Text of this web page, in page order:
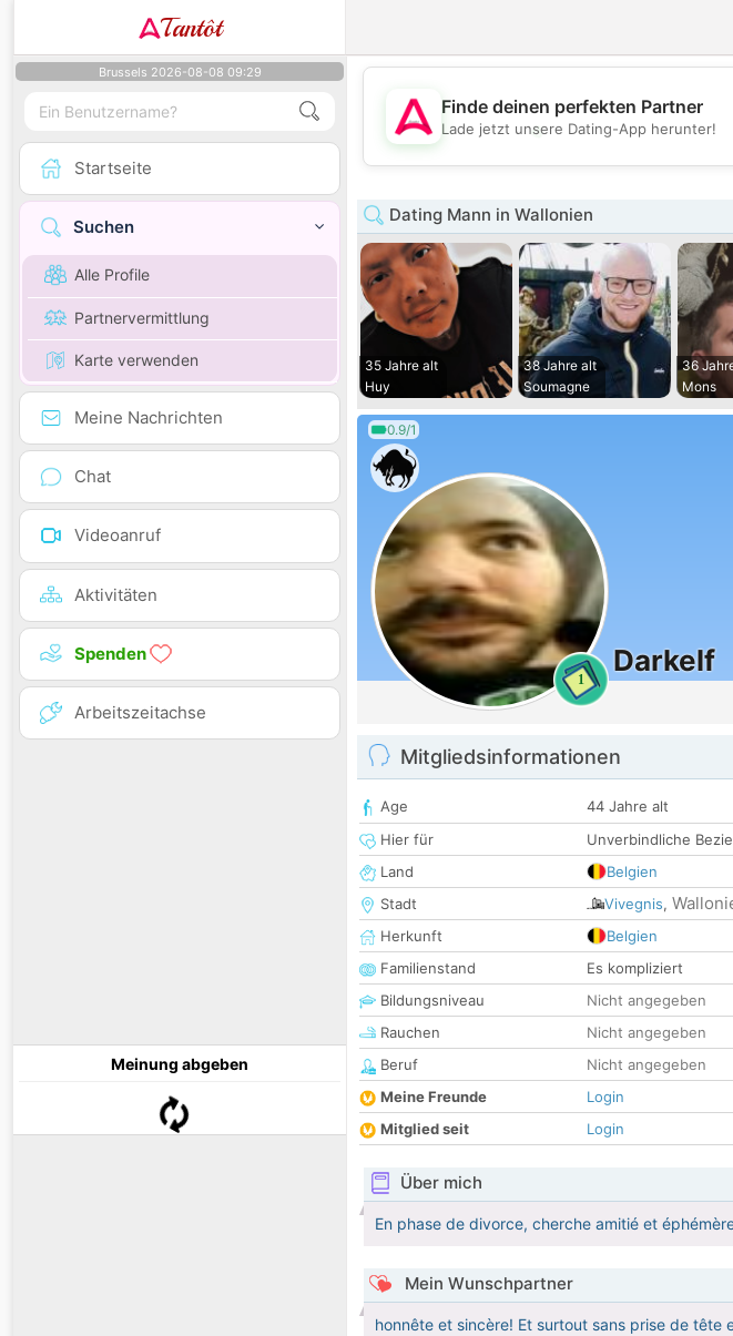
Tantôt
Brussels 2026-08-08 09:29
Startseite
Suchen
Alle Profile
Partnervermittlung
Karte verwenden
Meine Nachrichten
Chat
Videoanruf
Aktivitäten
Spenden
Arbeitszeitachse
Meinung abgeben
💖
Finde deinen perfekten Partner
Lade jetzt unsere Dating-App herunter!
Dating Mann in Wallonien
35 Jahre alt
Huy
38 Jahre alt
Soumagne
36
Mons
0.9/1
1
Darkelf
Mitgliedsinformationen
Age
44 Jahre alt
Hier für
Unverbindliche
Land
Belgien
Stadt
Vivegnis,
Herkunft
Belgien
Familienstand
Es kompliziert
Bildungsniveau
Nicht angegeben
Rauchen
Nicht angegeben
Beruf
Nicht angegeben
Meine Freunde
Login
Mitglied seit
Login
Über mich
En phase de divorce, cherche amitié et
Mein Wunschpartner
honnête et sincère! Et surtout sans prise de tête